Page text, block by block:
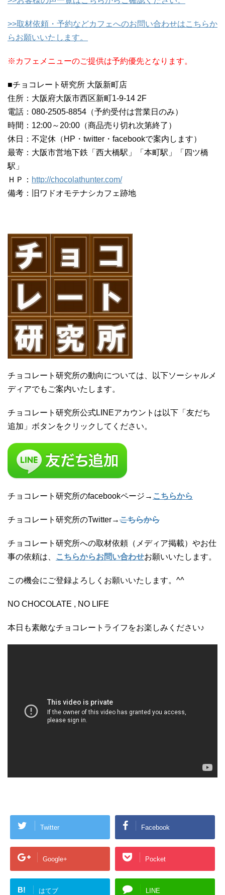
>>取材依頼・予約などカフェへのお問い合わせはこちらか
らお願いいたします。
※カフェメニューのご提供は予約優先となります。
■チョコレート研究所 大阪新町店
住所：大阪府大阪市西区新町1-9-14 2F
電話：080-2505-8854（予約受付は営業日のみ）
時間：12:00～20:00（商品売り切れ次第終了）
休日：不定休（HP・twitter・facebookで案内します）
最寄：大阪市営地下鉄「西大橋駅」「本町駅」「四ツ橋
駅」
ＨＰ： http://chocolathunter.com/
備考：旧ワドオモテナシカフェ跡地
チョコレート研究所の動向については、以下ソーシャルメ
ディアでもご案内いたします。
チョコレート研究所公式LINEアカウントは以下「友だち
追加」ボタンをクリックしてください。
チョコレート研究所のfacebookページ→ こちらから
チョコレート研究所のTwitter→こちらから
チョコレート研究所への取材依頼（メディア掲載）やお仕
事の依頼は、
こちらからお問い合わせお願いいたします。
この機会にご登録よろしくお願いいたします。^^
NO CHOCOLATE , NO LIFE
本日も素敵なチョコレートライフをお楽しみください♪
Twitter Facebook
Google+ Pocket
B! はてブ LINE